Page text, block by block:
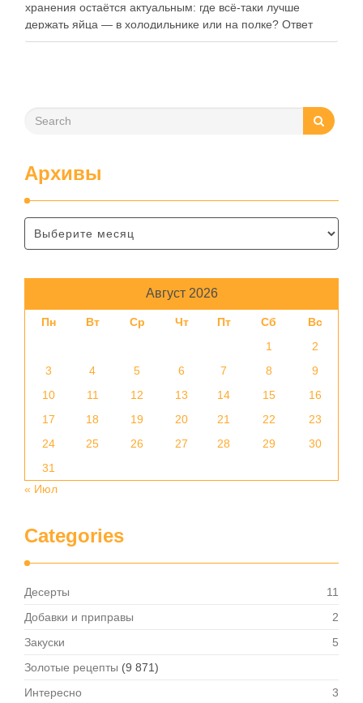
хранения остаётся актуальным: где всё-таки лучше
держать яйца — в холодильнике или на полке? Ответ
зависит от нескольких факторов, включая температуру
Архивы
Август 2026
Пн Вт Ср Чт Пт Сб
Вс
1
2
3
4 5 6 7 8
9
10
11 12 13 14 15
16
17
18 19 20 21 22
23
24
25 26 27 28 29
30
31
« Июл
Categories
Десерты
11
Добавки и приправы
2
Закуски
5
Золотые рецепты (9 871)
Интересно
3